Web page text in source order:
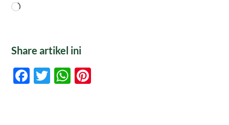
Memuat...
Share artikel ini
Facebook
TwitterWhatsApp